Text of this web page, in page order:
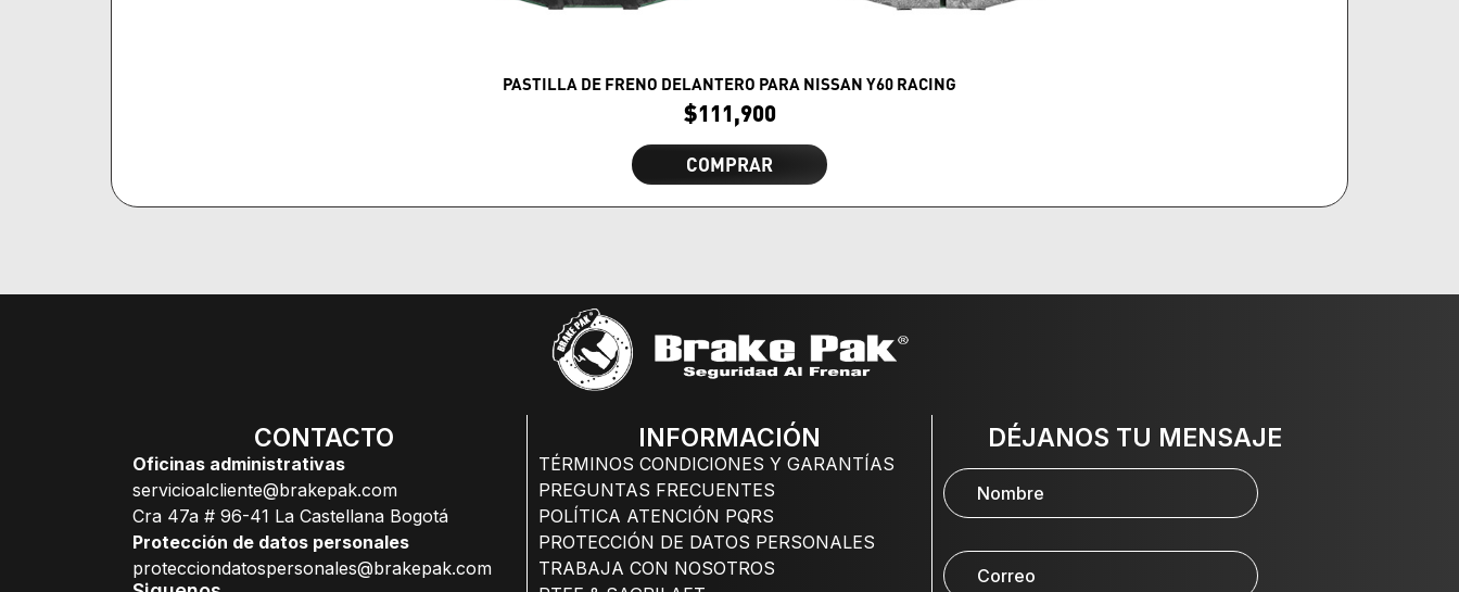
PASTILLA DE FRENO DELANTERO PARA NISSAN Y60 RACING
$111,900
COMPRAR
CONTACTO
Oficinas administrativas
servicioalcliente@brakepak.com
Cra 47a # 96-41 La Castellana Bogotá
Protección de datos personales
protecciondatospersonales@brakepak.com
INFORMACIÓN
TÉRMINOS CONDICIONES Y GARANTÍAS
PREGUNTAS FRECUENTES
POLÍTICA ATENCIÓN PQRS
PROTECCIÓN DE DATOS PERSONALES
TRABAJA CON NOSOTROS
DÉJANOS TU MENSAJE